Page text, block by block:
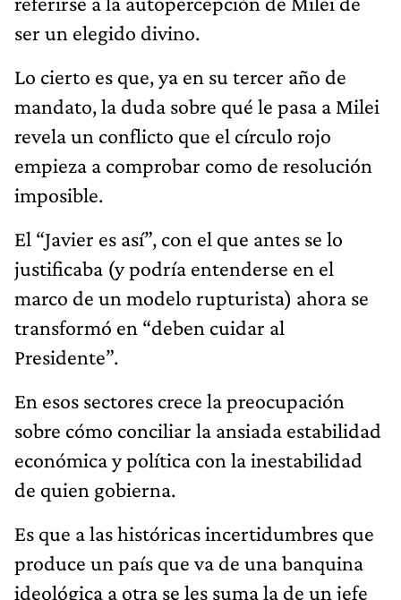
ser un elegido divino.
Lo cierto es que, ya en su tercer año de
mandato, la duda sobre qué le pasa a Milei
revela un conflicto que el círculo rojo
empieza a comprobar como de resolución
imposible.
El “Javier es así”, con el que antes se lo
justificaba (y podría entenderse en el
marco de un modelo rupturista) ahora se
transformó en “deben cuidar al
Presidente”.
En esos sectores crece la preocupación
sobre cómo conciliar la ansiada estabilidad
económica y política con la inestabilidad
de quien gobierna.
Es que a las históricas incertidumbres que
produce un país que va de una banquina
ideológica a otra se les suma la de un jefe